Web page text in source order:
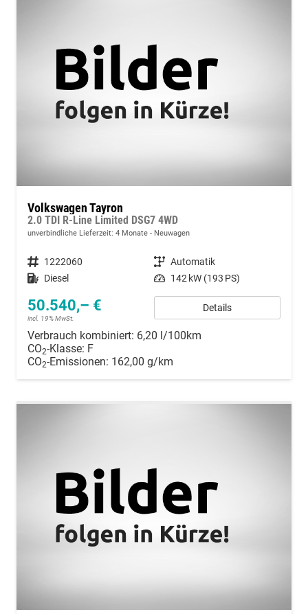
Volkswagen Tayron
2.0 TDI R-Line Limited DSG7 4WD
unverbindliche Lieferzeit: 4 Monate Neuwagen
Fahrzeugnummer 1222060 Getriebe Automatik
Kraftstoff Diesel Leistung 142 kW (193 PS)
50.540,– €
incl. 19% MwSt.
Details
Verbrauch kombiniert: 6,20 l/100km
CO2-Klasse: F
CO2-Emissionen: 162,00 g/km